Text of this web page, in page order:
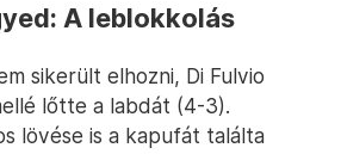
A leblokkolás
sikerült elhozni, Di Fulvio
lőtte a labdát (4-3).
lövése is a kapufát találta